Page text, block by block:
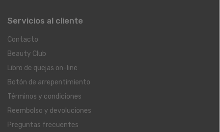
Servicios al cliente
Contacto
Beauty Club
Libro de quejas on-line
Botón de arrepentimiento
Términos y condiciones
Reembolso y devoluciones
Preguntas frecuentes